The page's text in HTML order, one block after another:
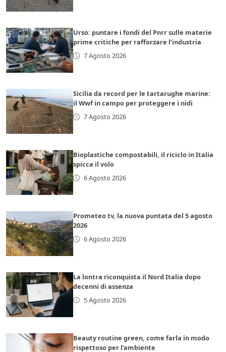
Urso: puntare i fondi del Pnrr sulle materie
prime critiche per rafforzare l’industria
7 Agosto 2026
Sicilia da record per le tartarughe marine:
il Wwf in campo per proteggere i nidi
7 Agosto 2026
Bioplastiche compostabili, il riciclo in Italia
spicca il volo
6 Agosto 2026
Prometeo tv, la nuova puntata del 5 agosto
2026
6 Agosto 2026
La lontra riconquista il Nord Italia dopo
decenni di assenza
5 Agosto 2026
Beauty routine green, come farla in modo
rispettoso per l’ambiente